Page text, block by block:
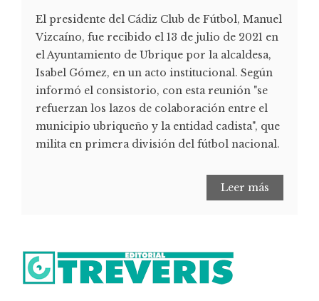
El presidente del Cádiz Club de Fútbol, Manuel
Vizcaíno, fue recibido el 13 de julio de 2021 en
el Ayuntamiento de Ubrique por la alcaldesa,
Isabel Gómez, en un acto institucional. Según
informó el consistorio, con esta reunión "se
refuerzan los lazos de colaboración entre el
municipio ubriqueño y la entidad cadista", que
milita en primera división del fútbol nacional.
Leer más